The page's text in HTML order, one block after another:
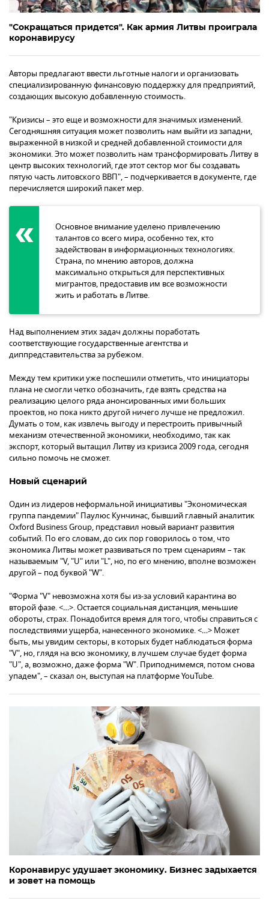
"Сокращаться придется". Как армия Литвы проиграла
коронавирусу
Авторы предлагают ввести льготные налоги и организовать
специализированную финансовую поддержку для предприятий,
создающих высокую добавленную стоимость.
"Кризисы – это еще и возможности для значимых изменений.
Сегодняшняя ситуация может позволить нам выйти из западни,
выраженной в низкой и средней добавленной стоимости для
экономики. Это может позволить нам трансформировать Литву в
центр высоких технологий, где этот сектор мог бы создавать
пятую часть литовского ВВП", – подчеркивается в документе, где
перечисляется широкий пакет мер.
Основное внимание уделено привлечению
талантов со всего мира, особенно тех, кто
задействован в информационных технологиях.
Страна, по мнению авторов, должна
максимально открыться для перспективных
мигрантов, предоставив им все возможности
жить и работать в Литве.
Над выполнением этих задач должны поработать
соответствующие государственные агентства и
диппредставительства за рубежом.
Между тем критики уже поспешили отметить, что инициаторы
плана не смогли четко обозначить, где взять средства на
реализацию целого ряда анонсированных ими больших
проектов, но пока никто другой ничего лучше не предложил.
Думать о том, как извлечь выгоду и перестроить привычный
механизм отечественной экономики, необходимо, так как
экспорт, который вытащил Литву из кризиса 2009 года, сегодня
сильно помочь не сможет.
Новый сценарий
Один из лидеров неформальной инициативы "Экономическая
группа пандемии" Паулюс Кунчинас, бывший главный аналитик
Oxford Business Group, представил новый вариант развития
событий. По его словам, до сих пор говорилось о том, что
экономика Литвы может развиваться по трем сценариям – так
называемым "V, "U" или "L", но, по его мнению, вполне возможен
другой – под буквой "W".
"Форма "V" невозможна хотя бы из-за условий карантина во
второй фазе. <…>. Остается социальная дистанция, меньшие
обороты, страх. Понадобится время для того, чтобы справиться с
последствиями ущерба, нанесенного экономике. <…> Может
быть, мы увидим секторы, в которых будет наблюдаться форма
"V", но, глядя на всю экономику, в лучшем случае будет форма
"U", а, возможно, даже форма "W". Приподнимемся, потом снова
упадем", – сказал он, выступая на платформе YouTube.
Коронавирус удушает экономику. Бизнес задыхается
и зовет на помощь